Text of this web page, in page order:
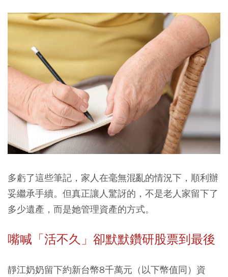
多虧了這些筆記，家人在毫無混亂的情況下，順利辦
妥繼承手續。但真正讓人驚訝的，不是老人家留下了
多少遺產，而是她管理資產的方式。
嘴喊「活不久」卻默默鑽研股票到最後
靜江奶奶留下約新台幣8千萬元（以下幣值同）資